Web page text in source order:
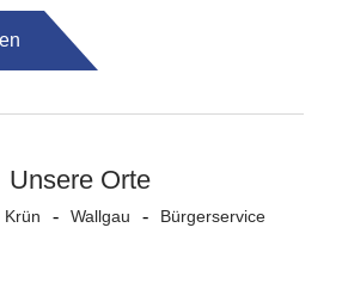
Unsere Orte
Krün Wallgau Bürgerservice